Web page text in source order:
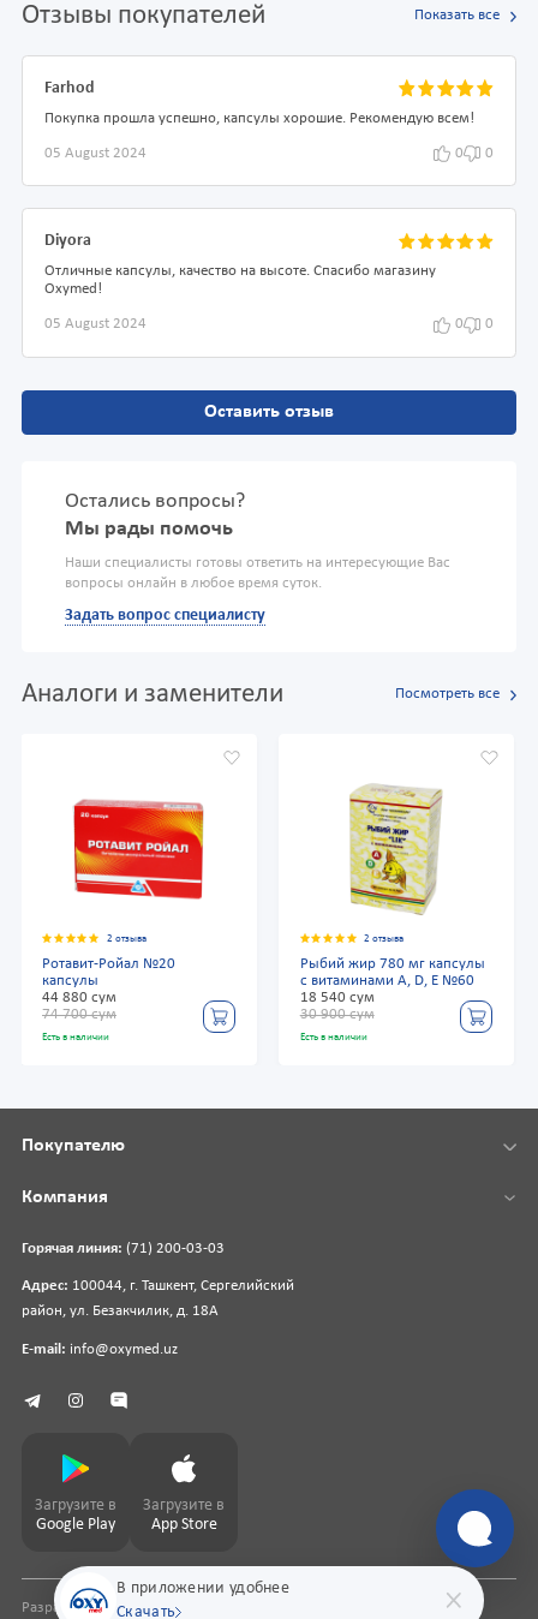
Отзывы покупателей Показать все
Farhod
Покупка прошла успешно, капсулы хорошие. Рекомендую всем!
05 August 2024 0 0
Diyora
Отличные капсулы, качество на высоте. Спасибо магазину
Oxymed!
05 August 2024 0 0
Оставить отзыв
Остались вопросы?
Мы рады помочь
Наши специалисты готовы ответить на интересующие Вас
вопросы онлайн в любое время суток.
Задать вопрос специалисту
Аналоги и заменители Посмотреть все
2 отзыва
Ротавит-Ройал №20
капсулы
44 880 сум
74 700 сум
Есть в наличии
2 отзыва
Рыбий жир 780 мг капсулы
с витаминами А, D, Е №60
18 540 сум
30 900 сум
Есть в наличии
В приложении удобнее
Скачать
Горячая линия: (71) 200-03-03
Адрес: 100044, г. Ташкент, Сергелийский
район, ул. Безакчилик, д. 18А
E-mail: info@oxymed.uz
Покупателю
Компания
Загрузите в
Google Play
Загрузите в
App Store
Разработка сайтаpharmit.uz